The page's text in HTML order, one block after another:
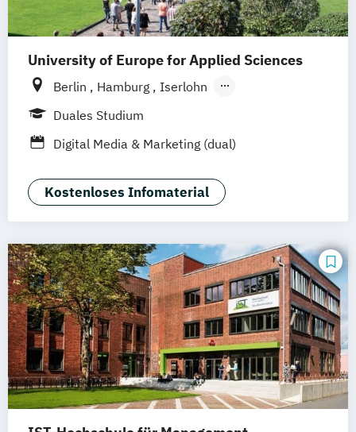
University of Europe for Applied Sciences
Berlin Hamburg
Iserlohn
UE Innovation Hub
Duales Studium
Digital Media & Marketing (dual)
Kostenloses Infomaterial